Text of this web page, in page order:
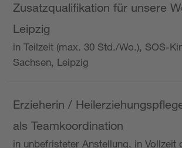
Zusatzqualifikation für unsere
Leipzig
in Teilzeit (max. 30 Std./Wo.), SOS-
Sachsen, Leipzig
Erzieherin /
als Teamkoordination
in unbefristeter Anstellung, in Vollzeit